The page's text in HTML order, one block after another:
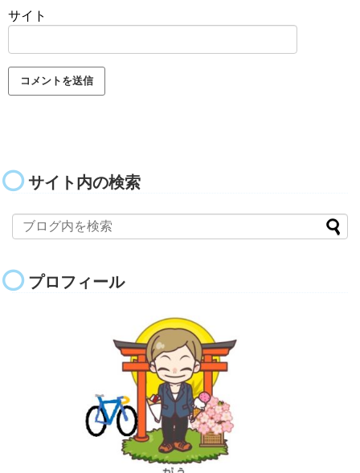
サイト
サイト内の検索
プロフィール